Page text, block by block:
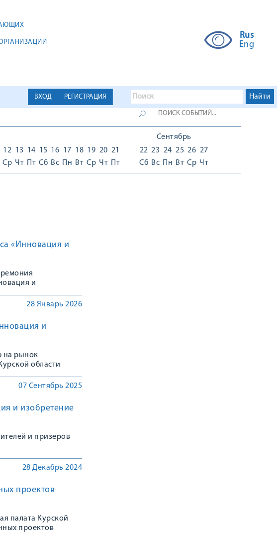
Rus
Eng
ВХОД РЕГИСТРАЦИЯ
12
Ср
13
Чт
14
Пт
15
Сб
16
Вс
17
Пн
18
Вт
19
Ср
20
Чт
21
Пт
Сентябрь
22
Сб
23
Вс
24
Пн
25
Вт
26
Ср
27
Чт
«Инновация и
и
28 Январь 2026
и
на рынок
области
07 Сентябрь 2025
и изобретение
и призеров
28 Декабрь 2024
проектов
палата Курской
проектов